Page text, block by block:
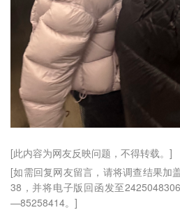
[此内容为网友反映问题，不得转载。]
[如需回复网友留言，请将调查结果
38，并将电子版回函发至
—85258414。]